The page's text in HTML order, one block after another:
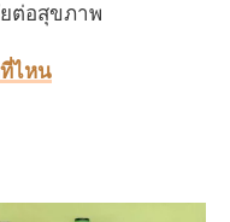
ต่อสุขภาพ
ไหน